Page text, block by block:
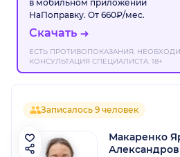
в мобильном приложении
НаПоправку. От 660₽/мес.
Скачать
ЕСТЬ ПРОТИВОПОКАЗАНИЯ.
КОНСУЛЬТАЦИЯ СПЕЦИАЛИСТА. 18+
Записалось 9 человек
Макаренко